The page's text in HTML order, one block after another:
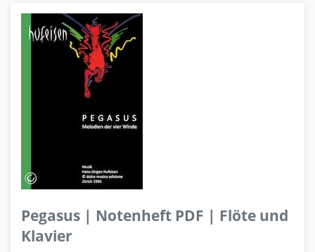
Pegasus | Notenheft PDF | Flöte und
Klavier